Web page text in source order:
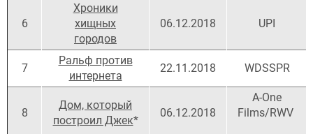
6
Хроники
хищных
городов
06.12.2018 UPI
7
Ральф против
интернета
22.11.2018 WDSSPR
8
Дом, который
построил Джек*
06.12.2018
A-One
Films/RWV